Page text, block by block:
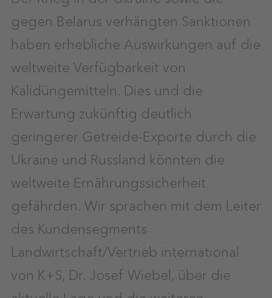
gegen Belarus verhängten Sanktionen
haben erhebliche Auswirkungen auf die
weltweite Verfügbarkeit von
Kalidüngemitteln. Dies und die
Erwartung zukünftig deutlich
geringerer Getreide-Exporte durch die
Ukraine und Russland könnten die
weltweite Ernährungssicherheit
gefährden. Wir sprachen mit dem Leiter
des Kundensegments
Landwirtschaft/Vertrieb international
von K+S, Dr. Josef Wiebel, über die